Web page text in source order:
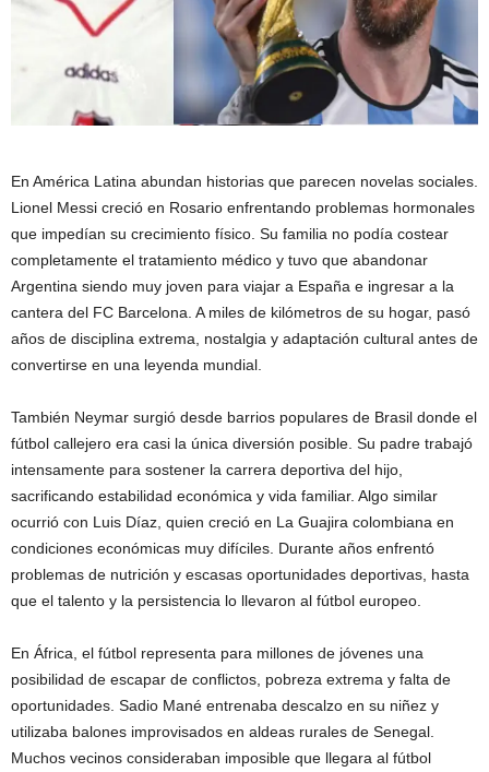
En América Latina abundan historias que parecen novelas sociales.
Lionel Messi creció en Rosario enfrentando problemas hormonales
que impedían su crecimiento físico. Su familia no podía costear
completamente el tratamiento médico y tuvo que abandonar
Argentina siendo muy joven para viajar a España e ingresar a la
cantera del FC Barcelona. A miles de kilómetros de su hogar, pasó
años de disciplina extrema, nostalgia y adaptación cultural antes de
convertirse en una leyenda mundial.
También Neymar surgió desde barrios populares de Brasil donde el
fútbol callejero era casi la única diversión posible. Su padre trabajó
intensamente para sostener la carrera deportiva del hijo,
sacrificando estabilidad económica y vida familiar. Algo similar
ocurrió con Luis Díaz, quien creció en La Guajira colombiana en
condiciones económicas muy difíciles. Durante años enfrentó
problemas de nutrición y escasas oportunidades deportivas, hasta
que el talento y la persistencia lo llevaron al fútbol europeo.
En África, el fútbol representa para millones de jóvenes una
posibilidad de escapar de conflictos, pobreza extrema y falta de
oportunidades. Sadio Mané entrenaba descalzo en su niñez y
utilizaba balones improvisados en aldeas rurales de Senegal.
Muchos vecinos consideraban imposible que llegara al fútbol